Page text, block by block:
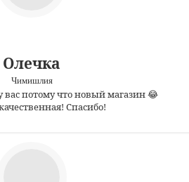
Олечка
Чимишлия
вас потому что новый магазин 😂
Спасибо!